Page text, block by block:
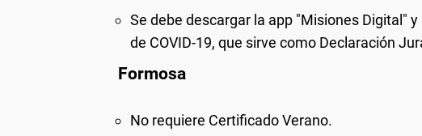
Se debe descargar la app "Misiones Digital"
de COVID-19, que sirve como Declaración
Formosa
No requiere Certificado Verano.